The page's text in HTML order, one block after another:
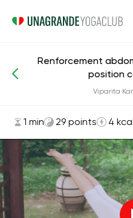
Asanas et exercices
Renforcement
position
Viparita
1 min 29 points 4 kcal